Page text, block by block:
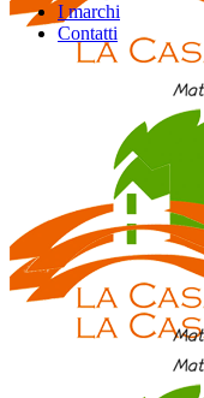
I marchi
Contatti